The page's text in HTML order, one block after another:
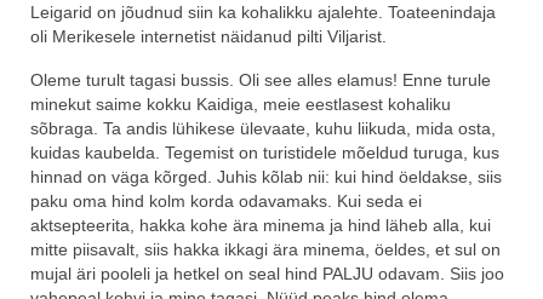
Leigarid on jõudnud siin ka kohalikku ajalehte. Toateenindaja
oli Merikesele internetist näidanud pilti Viljarist.
Oleme turult tagasi bussis. Oli see alles elamus! Enne turule
minekut saime kokku Kaidiga, meie eestlasest kohaliku
sõbraga. Ta andis lühikese ülevaate, kuhu liikuda, mida osta,
kuidas kaubelda. Tegemist on turistidele mõeldud turuga, kus
hinnad on väga kõrged. Juhis kõlab nii: kui hind öeldakse, siis
paku oma hind kolm korda odavamaks. Kui seda ei
aktsepteerita, hakka kohe ära minema ja hind läheb alla, kui
mitte piisavalt, siis hakka ikkagi ära minema, öeldes, et sul on
mujal äri pooleli ja hetkel on seal hind PALJU odavam. Siis joo